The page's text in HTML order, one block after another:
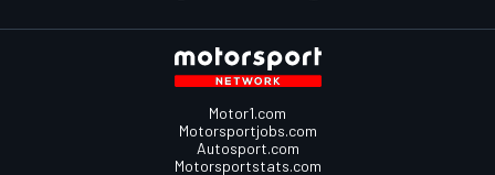
Motor1.com
Motorsportjobs.com
Autosport.com
Motorsportstats.com